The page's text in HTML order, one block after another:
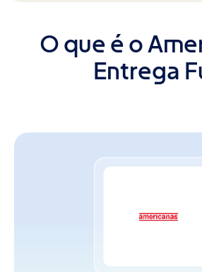
O que é o
Entrega